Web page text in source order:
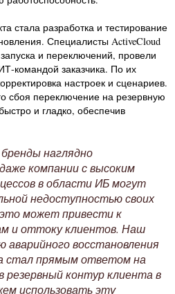
стала разработка и тестирование
Специалисты ActiveCloud
и переключений, провели
командой заказчика. По их
настроек и сценариев.
сбоя переключение на резервную
и гладко, обеспечив
наглядно
компании с высоким
в области ИБ могут
недоступностью своих
может привести к
и оттоку клиентов. Наш
восстановления
стал прямым ответом на
резервный контур клиента в
использовать эту